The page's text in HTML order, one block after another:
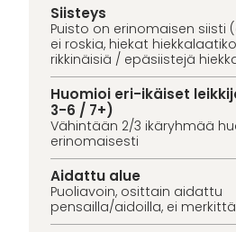
Siisteys
Puisto on erinomaisen siisti
ei roskia, hiekat
rikkinäisiä / epäsiistejä
Huomioi eri-ikäiset
3-6 / 7+)
Vähintään 2/3 ikäryhmää
erinomaisesti
Aidattu alue
Puoliavoin, osittain aidattu
pensailla/aidoilla, ei